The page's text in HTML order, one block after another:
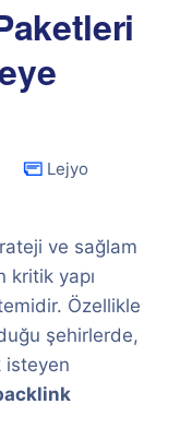
Lejyo
ve sağlam
kritik yapı
Özellikle
şehirlerde,
isteyen